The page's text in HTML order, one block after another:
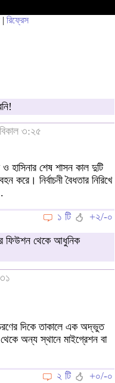
| রিফ্রেস
৩:২৫
হাসিনার শেষ শাসন কাল দুটি
নির্বাচনী বৈধতার নিরিখে
১ টি
+২/-০
ফিউশন থেকে আধুনিক
দিকে তাকালে এক অদ্ভুত
অন্য স্থানে মাইগ্রেশন বা
২ টি
+০/-০